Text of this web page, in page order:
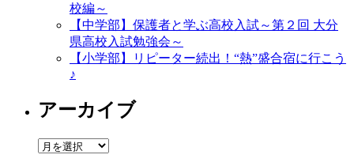
校編～
【中学部】保護者と学ぶ高校入試～第２回 大分
県高校入試勉強会～
【小学部】リピーター続出！“熱”盛合宿に行こう
♪
アーカイブ
ア